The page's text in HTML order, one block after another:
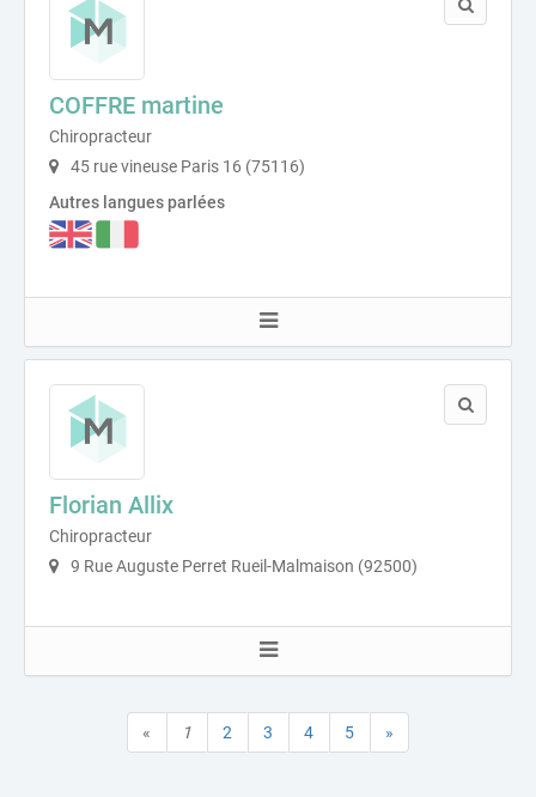
COFFRE martine
Chiropracteur
45 rue vineuse Paris 16 (75116)
Autres langues parlées
Florian Allix
Chiropracteur
9 Rue Auguste Perret Rueil-Malmaison (92500)
« 1 2 3 4 5 »